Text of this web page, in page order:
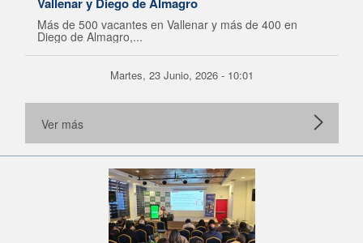
Más de 500 vacantes en Vallenar y más de 400 en
Diego de Almagro,...
Martes, 23 Junio, 2026 - 10:01
Ver más